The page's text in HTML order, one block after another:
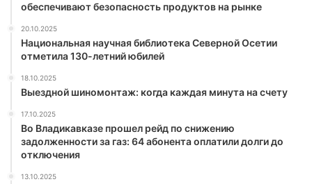
обеспечивают безопасность продуктов на рынке
20.10.2025
Национальная научная библиотека Северной Осетии
отметила 130-летний юбилей
18.10.2025
Выездной шиномонтаж: когда каждая минута на счету
17.10.2025
Во Владикавказе прошел рейд по снижению
задолженности за газ: 64 абонента оплатили долги до
отключения
13.10.2025